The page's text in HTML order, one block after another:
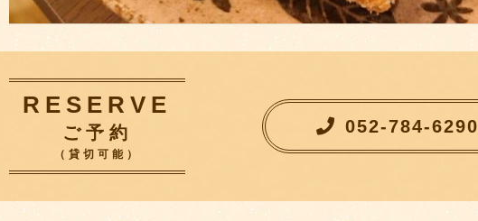
RESERVE
ご予約
（貸切可能）
052-784-6290